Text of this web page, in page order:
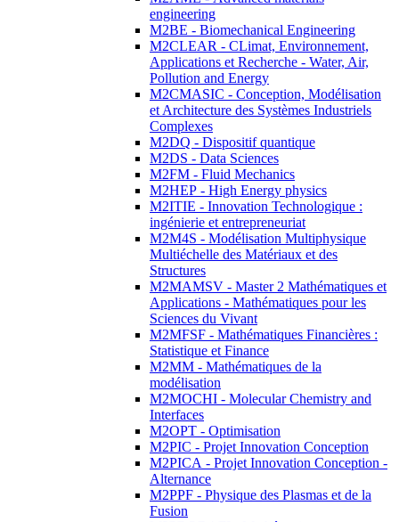
engineering
M2BE - Biomechanical Engineering
M2CLEAR - CLimat, Environnement,
Applications et Recherche - Water, Air,
Pollution and Energy
M2CMASIC - Conception, Modélisation
et Architecture des Systèmes Industriels
Complexes
M2DQ - Dispositif quantique
M2DS - Data Sciences
M2FM - Fluid Mechanics
M2HEP - High Energy physics
M2ITIE - Innovation Technologique :
ingénierie et entrepreneuriat
M2M4S - Modélisation Multiphysique
Multiéchelle des Matériaux et des
Structures
M2MAMSV - Master 2 Mathématiques et
Applications - Mathématiques pour les
Sciences du Vivant
M2MFSF - Mathématiques Financières :
Statistique et Finance
M2MM - Mathématiques de la
modélisation
M2MOCHI - Molecular Chemistry and
Interfaces
M2OPT - Optimisation
M2PIC - Projet Innovation Conception
M2PICA - Projet Innovation Conception -
Alternance
M2PPF - Physique des Plasmas et de la
Fusion